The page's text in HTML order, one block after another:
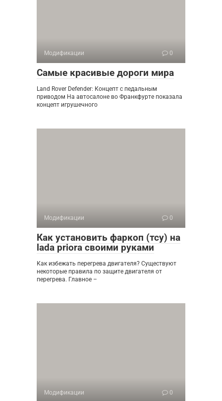
Модификации 0
Самые красивые дороги мира
Land Rover Defender: Концепт с педальным
приводом На автосалоне во Франкфурте показала
концепт игрушечного
Модификации 0
Как установить фаркоп (тсу) на
lada priora своими руками
Как избежать перегрева двигателя? Существуют
некоторые правила по защите двигателя от
перегрева. Главное –
Модификации 0